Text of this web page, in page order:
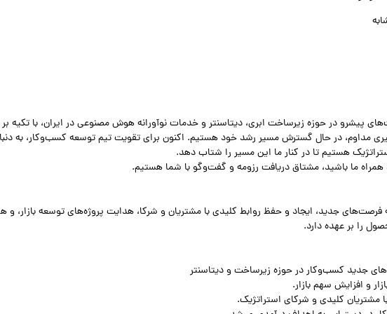
پیشرو در حوزه زیرساخت ابری، دیتاسنتر و خدمات نوآورانه هوش مصنوعی در ایران، با تکیه
مداوم، در حال گسترش مسیر رشد خود هستیم. اکنون برای تقویت تیم توسعه کسب‌وکار، به
هستیم تا در کنار ما این مسیر را شتاب دهد.
ما باشید، مشتاق دریافت رزومه‌ و گفت‌وگو با شما هستیم.
جدید، ایجاد و حفظ روابط کلیدی با مشتریان و شرکا، هدایت پروژه‌های توسعه بازار، و
را بر عهده دارد.
جدید کسب‌وکار در حوزه زیرساخت و دیتاسنتر
و افزایش سهم بازار.
مشتریان کلیدی و شرکای استراتژیک.